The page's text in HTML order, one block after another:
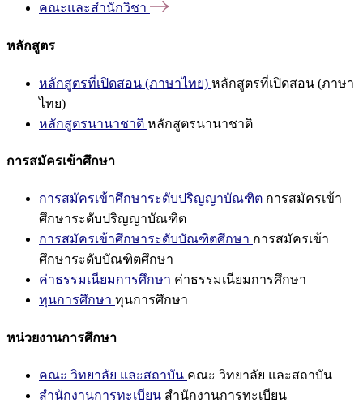
คณะและสำนักวิชา
หลักสูตร
หลักสูตรที่เปิดสอน (ภาษาไทย) หลักสูตรที่เปิดสอน (ภาษา
ไทย)
หลักสูตรนานาชาติ หลักสูตรนานาชาติ
การสมัครเข้าศึกษา
การสมัครเข้าศึกษาระดับปริญญาบัณฑิต การสมัครเข้า
ศึกษาระดับปริญญาบัณฑิต
การสมัครเข้าศึกษาระดับบัณฑิตศึกษา การสมัครเข้า
ศึกษาระดับบัณฑิตศึกษา
ค่าธรรมเนียมการศึกษา ค่าธรรมเนียมการศึกษา
ทุนการศึกษา ทุนการศึกษา
หน่วยงานการศึกษา
คณะ วิทยาลัย และสถาบัน คณะ วิทยาลัย และสถาบัน
สำนักงานการทะเบียน สำนักงานการทะเบียน